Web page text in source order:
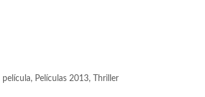
película, Películas 2013,
Thriller